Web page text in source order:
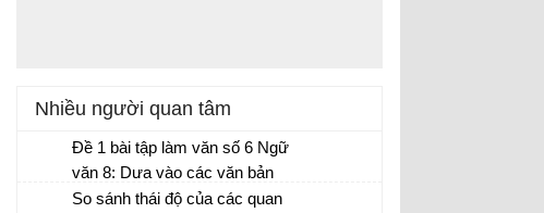
Nhiều người quan tâm
Đề 1 bài tập làm văn số 6 Ngữ
văn 8: Dựa vào các văn bản
Chiếu dời đô...
So sánh thái độ của các quan